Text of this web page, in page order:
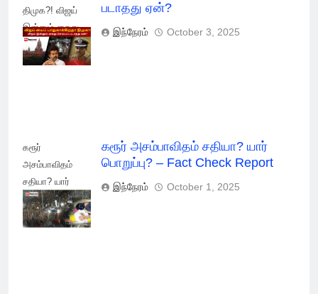
திமுக?! விஜய்
இன்னும் கைது
செய்யப் படாதது
ஏன்?
படாதது ஏன்?
இந்நேரம் October 3, 2025
கரூர்
அசம்பாவிதம்
சதியா? யார்
பொறுப்பு? - Fact
Check Report
கரூர் அசம்பாவிதம் சதியா? யார்
பொறுப்பு? – Fact Check Report
இந்நேரம் October 1, 2025